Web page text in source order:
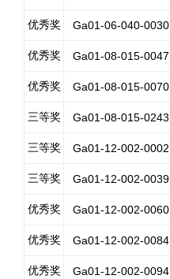
优秀奖 Ga01-06-040-0030
优秀奖 Ga01-08-015-0047
优秀奖 Ga01-08-015-0070
三等奖 Ga01-08-015-0243
三等奖 Ga01-12-002-0002
三等奖 Ga01-12-002-0039
优秀奖 Ga01-12-002-0060
优秀奖 Ga01-12-002-0084
优秀奖 Ga01-12-002-0094